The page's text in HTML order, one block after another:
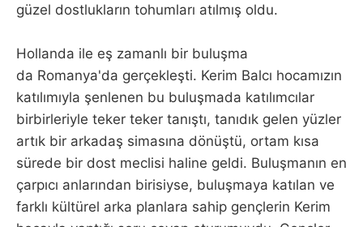
güzel dostlukların tohumları atılmış oldu.
Hollanda ile eş zamanlı bir buluşma
da Romanya'da gerçekleşti. Kerim Balcı hocamızın
katılımıyla şenlenen bu buluşmada katılımcılar
birbirleriyle teker teker tanıştı, tanıdık gelen yüzler
artık bir arkadaş simasına dönüştü, ortam kısa
sürede bir dost meclisi haline geldi. Buluşmanın en
çarpıcı anlarından birisiyse, buluşmaya katılan ve
farklı kültürel arka planlara sahip gençlerin Kerim